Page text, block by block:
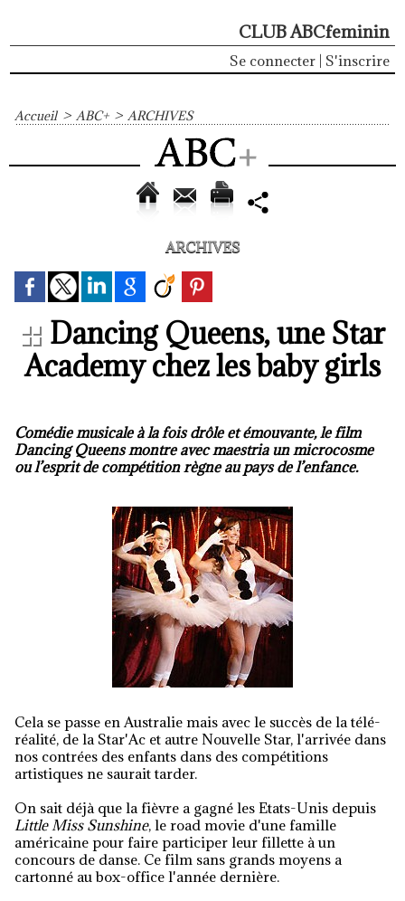
CLUB ABCfeminin
Se connecter S'inscrire
Accueil > ABC+ > ARCHIVES
ARCHIVES
Dancing Queens, une Star
Academy chez les baby girls
Comédie musicale à la fois drôle et émouvante, le film
Dancing Queens montre avec maestria un microcosme
ou l’esprit de compétition règne au pays de l’enfance.
Cela se passe en Australie mais avec le succès de la télé-
réalité, de la Star'Ac et autre Nouvelle Star, l'arrivée dans
nos contrées des enfants dans des compétitions
artistiques ne saurait tarder.
On sait déjà que la fièvre a gagné les Etats-Unis depuis
Little Miss Sunshine, le road movie d'une famille
américaine pour faire participer leur fillette à un
concours de danse. Ce film sans grands moyens a
cartonné au box-office l'année dernière.